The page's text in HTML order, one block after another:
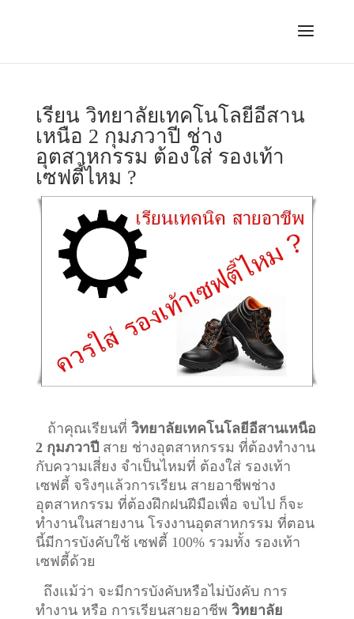
เรียน วิทยาลัยเทคโนโลยีอีสาน
เหนือ 2 กุมภวาปี ช่าง
อุตสาหกรรม ต้องใส่ รองเท้า
เซฟตี้ไหม ?
ถ้าคุณเรียนที่ วิทยาลัยเทคโนโลยีอีสานเหนือ
2 กุมภวาปีสาย ช่างอุตสาหกรรม ที่ต้องทำงาน
กับความเสี่ยง จำเป็นไหมที่ ต้องใส่ รองเท้า
เซฟตี้ จริงๆแล้วการเรียน สายอาชีพช่าง
อุตสาหกรรม ที่ต้องฝึกฝนฝีมือเพื่อ จบไป ก็จะ
ทำงานในสายงาน โรงงานอุตสาหกรรม ที่ตอน
นี้มีการบังคับใช้ เซฟตี้ 100% รวมทั้ง รองเท้า
เซฟตี้ด้วย
ถึงแม้ว่า จะมีการบังคับหรือไม่บังคับ การ
ทำงาน หรือ การเรียนสายอาชีพ วิทยาลัย